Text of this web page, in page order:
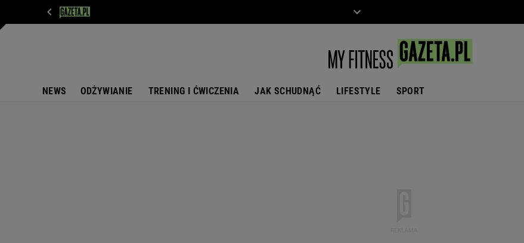
NEWS ODŻYWIANIE TRENING I ĆWICZENIA JAK SCHUDNĄĆ LIFESTYLE SPORT